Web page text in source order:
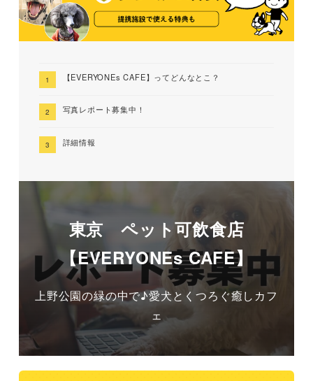
【EVERYONEs CAFE】ってどんなとこ？
写真レポート募集中！
詳細情報
東京 ペット可飲食店
【EVERYONEs CAFE】
上野公園の緑の中で♪愛犬とくつろぐ癒しカフ
ェ